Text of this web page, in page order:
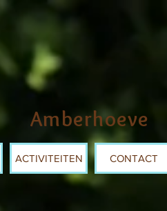
Amberhoeve
ACTIVITEITEN CONTACT